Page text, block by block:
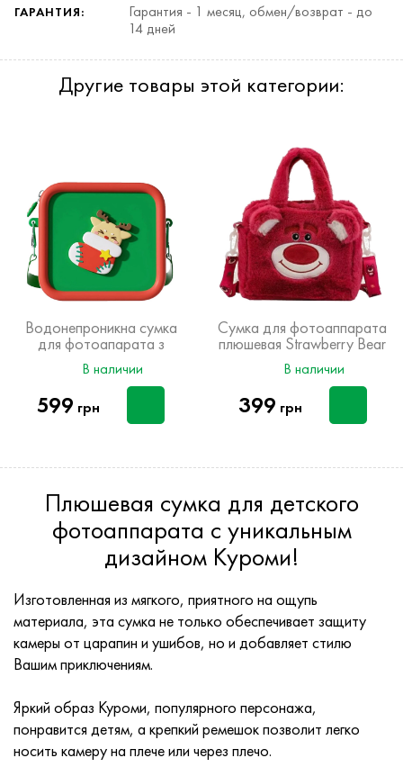
ГАРАНТИЯ:
Гарантия - 1 месяц, обмен/возврат - до
14 дней
Другие товары этой категории:
Водонепроникна сумка
для фотоапарата з
Новорічним дизайном
В наличии
599 грн
Сумка для фотоаппарата
плюшевая Strawberry Bear
В наличии
399 грн
Плюшевая сумка для детского
фотоаппарата с уникальным
дизайном Куроми!
Изготовленная из мягкого, приятного на ощупь
материала, эта сумка не только обеспечивает защиту
камеры от царапин и ушибов, но и добавляет стилю
Вашим приключениям.
Яркий образ Куроми, популярного персонажа,
понравится детям, а крепкий ремешок позволит легко
носить камеру на плече или через плечо.